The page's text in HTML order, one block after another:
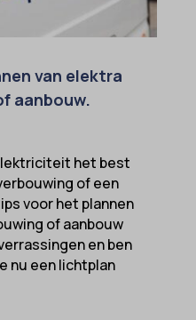
van elektra
aanbouw.
het best
of een
voor het plannen
of aanbouw
en ben
nu een lichtplan